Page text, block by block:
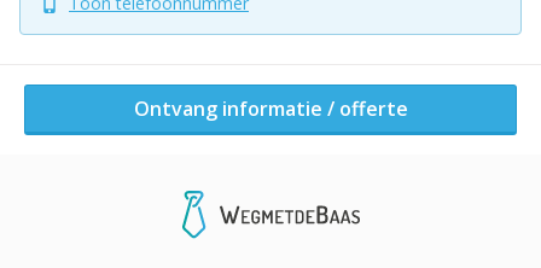
Ligging uitje
naar een geschikte locatie voor uw team!
Ontvang informatie / offerte